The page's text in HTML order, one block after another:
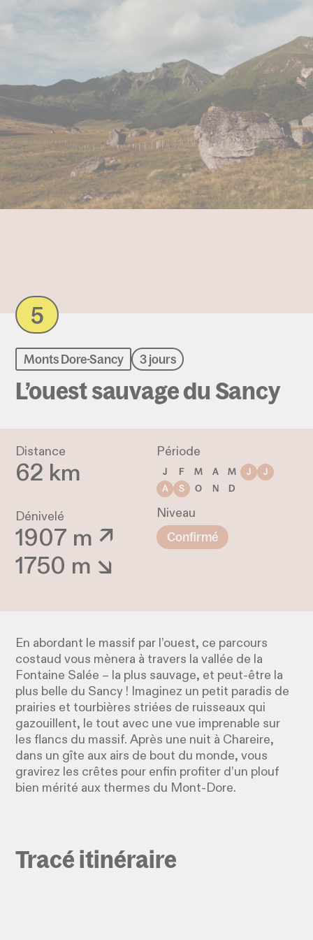
5
Monts Dore-Sancy 3 jours
L’ouest sauvage du Sancy
Distance
62 km
Dénivelé
1907 m ↗
1750 m ↘
Période
J
F M A M J
J
A
S O N
D
Niveau
Confirmé
En abordant le massif par l’ouest, ce parcours
costaud vous mènera à travers la vallée de la
Fontaine Salée – la plus sauvage, et peut-être la
plus belle du Sancy ! Imaginez un petit paradis de
prairies et tourbières striées de ruisseaux qui
gazouillent, le tout avec une vue imprenable sur
les flancs du massif. Après une nuit à Chareire,
dans un gîte aux airs de bout du monde, vous
gravirez les crêtes pour enfin profiter d’un plouf
bien mérité aux thermes du Mont-Dore.
Tracé itinéraire